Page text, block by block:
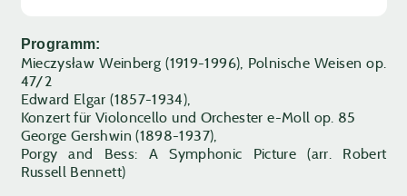
Programm:
Mieczysław Weinberg (1919-1996), Polnische Weisen op.
47/2
Edward Elgar (1857-1934),
Konzert für Violoncello und Orchester e-Moll op. 85
George Gershwin (1898-1937),
Porgy and Bess: A Symphonic Picture (arr. Robert
Russell Bennett)